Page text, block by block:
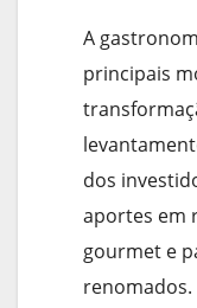
A
principais
dos
aportes em
gourmet e